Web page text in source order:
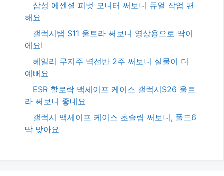
삼성 에센셜 피벗 모니터 써보니 듀얼 작업 편
해요
갤럭시탭 S11 울트라 써보니 영상용으로 딱이
에요!
헤일리 무지주 벽선반 2주 써보니 실물이 더
예뻐요
ESR 할로락 맥세이프 케이스 갤럭시S26 울트
라 써보니 좋네요
갤럭시 맥세이프 케이스 초슬림 써보니, 폴드6
딱 맞아요